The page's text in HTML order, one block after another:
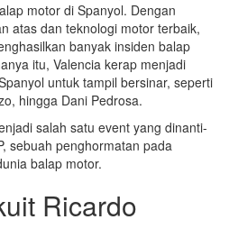
motor di Spanyol. Dengan
atas dan teknologi motor terbaik,
banyak insiden balap
itu, Valencia kerap menjadi
untuk tampil bersinar, seperti
hingga Dani Pedrosa.
salah satu event yang dinanti-
sebuah penghormatan pada
balap motor.
Ricardo